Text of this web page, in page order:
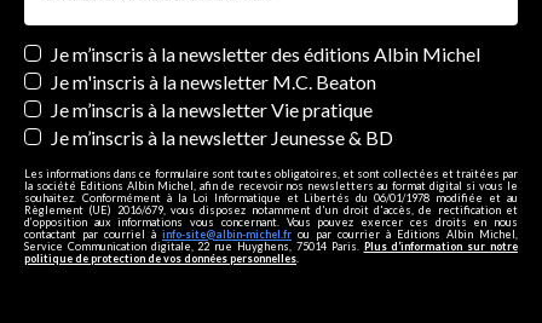
Newsletters
Je m’inscris à la newsletter des éditions Albin Michel
Je m'inscris à la newsletter M.C. Beaton
Je m’inscris à la newsletter Vie pratique
Je m’inscris à la newsletter Jeunesse & BD
Les informations dans ce formulaire sont toutes obligatoires, et sont collectées et traitées par
la société Editions Albin Michel, afin de recevoir nos newsletters au format digital si vous le
souhaitez. Conformément à la Loi Informatique et Libertés du 06/01/1978 modifiée et au
Règlement (UE) 2016/679, vous disposez notamment d'un droit d'accès, de rectification et
d’opposition aux informations vous concernant. Vous pouvez exercer ces droits en nous
contactant par courriel à info-site@albin-michel.fr ou par courrier à Editions Albin Michel,
Service Communication digitale, 22 rue Huyghens, 75014 Paris. Plus d’information sur notre
politique de protection de vos données personnelles